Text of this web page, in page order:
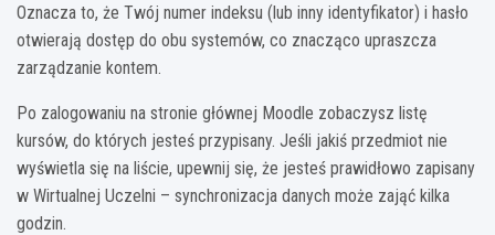
Oznacza to, że Twój numer indeksu (lub inny identyfikator) i hasło
otwierają dostęp do obu systemów, co znacząco upraszcza
zarządzanie kontem.
Po zalogowaniu na stronie głównej Moodle zobaczysz listę
kursów, do których jesteś przypisany. Jeśli jakiś przedmiot nie
wyświetla się na liście, upewnij się, że jesteś prawidłowo zapisany
w Wirtualnej Uczelni – synchronizacja danych może zająć kilka
godzin.